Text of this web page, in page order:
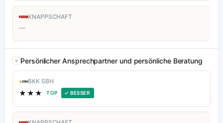
KNAPPSCHAFT
—
Persönlicher Ansprechpartner und persönliche Beratung
BKK SBH
★★★ TOP ✓ BESSER